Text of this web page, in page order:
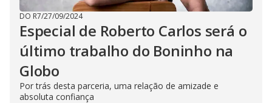
DO R7/27/09/2024
Especial de Roberto Carlos será o
último trabalho do Boninho na
Globo
Por trás desta parceria, uma relação de amizade e
absoluta confiança